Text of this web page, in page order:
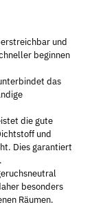
und
beginnen
das
die gute
und
Dies garantiert
besonders
Räumen.